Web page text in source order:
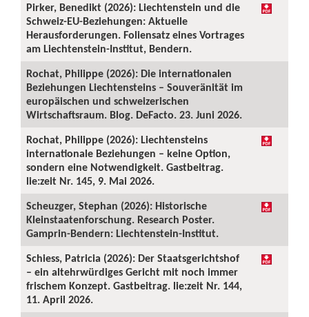
Pirker, Benedikt (2026): Liechtenstein und die
Schweiz-EU-Beziehungen: Aktuelle
Herausforderungen. Foliensatz eines Vortrages
am Liechtenstein-Institut, Bendern.
Rochat, Philippe (2026): Die internationalen
Beziehungen Liechtensteins – Souveränität im
europäischen und schweizerischen
Wirtschaftsraum. Blog. DeFacto. 23. Juni 2026.
Rochat, Philippe (2026): Liechtensteins
internationale Beziehungen – keine Option,
sondern eine Notwendigkeit. Gastbeitrag.
lie:zeit Nr. 145, 9. Mai 2026.
Scheuzger, Stephan (2026): Historische
Kleinstaatenforschung. Research Poster.
Gamprin-Bendern: Liechtenstein-Institut.
Schiess, Patricia (2026): Der Staatsgerichtshof
– ein altehrwürdiges Gericht mit noch immer
frischem Konzept. Gastbeitrag. lie:zeit Nr. 144,
11. April 2026.